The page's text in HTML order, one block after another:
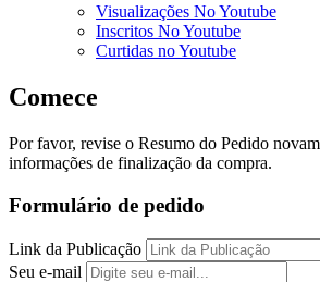
Visualizações No Youtube
Inscritos No Youtube
Curtidas no Youtube
Comece
Por favor, revise o Resumo do Pedido
informações de finalização da compra.
Formulário de pedido
Link da Publicação
Seu e-mail